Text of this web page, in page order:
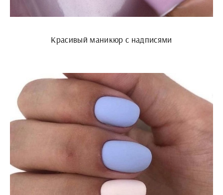
Красивый маникюр с надписями